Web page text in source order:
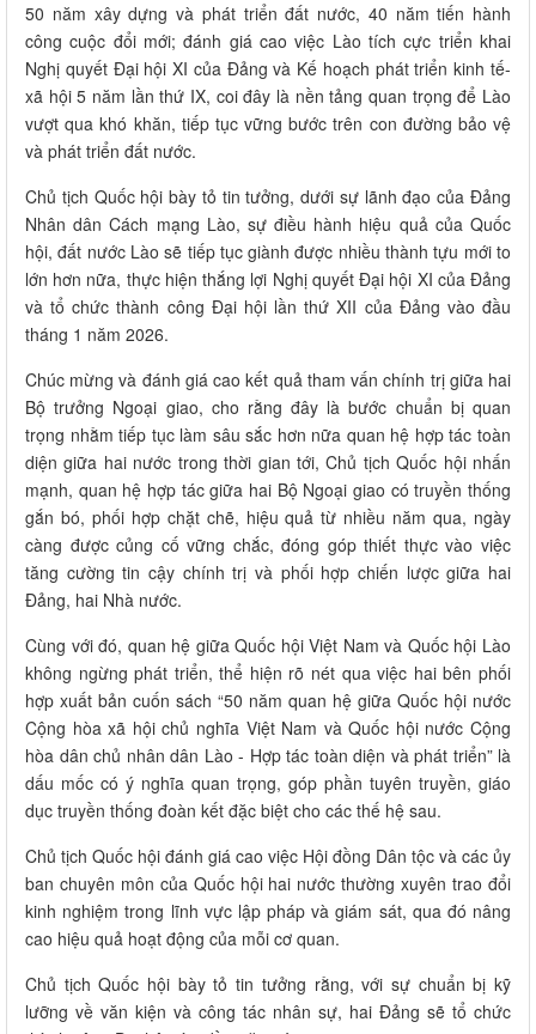
50 năm xây dựng và phát triển đất nước, 40 năm tiến hành
công cuộc đổi mới; đánh giá cao việc Lào tích cực triển khai
Nghị quyết Đại hội XI của Đảng và Kế hoạch phát triển kinh tế-
xã hội 5 năm lần thứ IX, coi đây là nền tảng quan trọng để Lào
vượt qua khó khăn, tiếp tục vững bước trên con đường bảo vệ
và phát triển đất nước.
Chủ tịch Quốc hội bày tỏ tin tưởng, dưới sự lãnh đạo của Đảng
Nhân dân Cách mạng Lào, sự điều hành hiệu quả của Quốc
hội, đất nước Lào sẽ tiếp tục giành được nhiều thành tựu mới to
lớn hơn nữa, thực hiện thắng lợi Nghị quyết Đại hội XI của Đảng
và tổ chức thành công Đại hội lần thứ XII của Đảng vào đầu
tháng 1 năm 2026.
Chúc mừng và đánh giá cao kết quả tham vấn chính trị giữa hai
Bộ trưởng Ngoại giao, cho rằng đây là bước chuẩn bị quan
trọng nhằm tiếp tục làm sâu sắc hơn nữa quan hệ hợp tác toàn
diện giữa hai nước trong thời gian tới, Chủ tịch Quốc hội nhấn
mạnh, quan hệ hợp tác giữa hai Bộ Ngoại giao có truyền thống
gắn bó, phối hợp chặt chẽ, hiệu quả từ nhiều năm qua, ngày
càng được củng cố vững chắc, đóng góp thiết thực vào việc
tăng cường tin cậy chính trị và phối hợp chiến lược giữa hai
Đảng, hai Nhà nước.
Cùng với đó, quan hệ giữa Quốc hội Việt Nam và Quốc hội Lào
không ngừng phát triển, thể hiện rõ nét qua việc hai bên phối
hợp xuất bản cuốn sách “50 năm quan hệ giữa Quốc hội nước
Cộng hòa xã hội chủ nghĩa Việt Nam và Quốc hội nước Cộng
hòa dân chủ nhân dân Lào - Hợp tác toàn diện và phát triển” là
dấu mốc có ý nghĩa quan trọng, góp phần tuyên truyền, giáo
dục truyền thống đoàn kết đặc biệt cho các thế hệ sau.
Chủ tịch Quốc hội đánh giá cao việc Hội đồng Dân tộc và các ủy
ban chuyên môn của Quốc hội hai nước thường xuyên trao đổi
kinh nghiệm trong lĩnh vực lập pháp và giám sát, qua đó nâng
cao hiệu quả hoạt động của mỗi cơ quan.
Chủ tịch Quốc hội bày tỏ tin tưởng rằng, với sự chuẩn bị kỹ
lưỡng về văn kiện và công tác nhân sự, hai Đảng sẽ tổ chức